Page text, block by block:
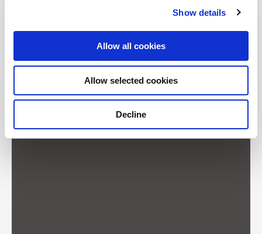
Show details
Allow all cookies
Allow selected cookies
Decline